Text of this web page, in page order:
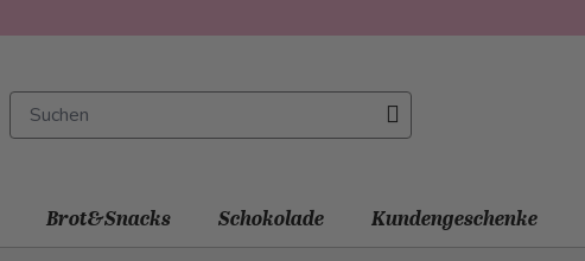
Brot&Snacks Schokolade Kundengeschenke